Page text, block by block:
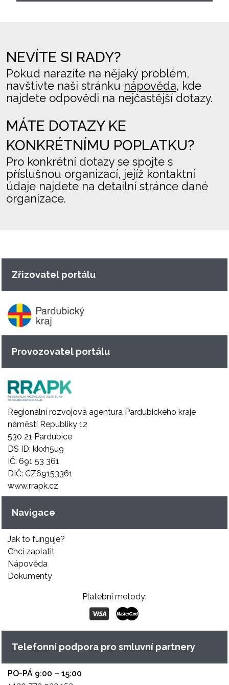
NEVÍTE SI RADY?
Pokud narazíte na nějaký problém,
navštivte naši stránku nápověda, kde
najdete odpovědi na nejčastější dotazy.
MÁTE DOTAZY KE
KONKRÉTNÍMU POPLATKU?
Pro konkrétní dotazy se spojte s
příslušnou organizací, jejíž kontaktní
údaje najdete na detailní stránce dané
organizace.
Zřizovatel portálu
Provozovatel portálu
Regionální rozvojová agentura Pardubického kraje
náměstí Republiky 12
530 21 Pardubice
DS ID: kkxh5u9
IČ: 691 53 361
DIČ: CZ69153361
www.rrapk.cz
Navigace
Jak to funguje?
Chci zaplatit
Nápověda
Dokumenty
Platební metody:
Telefonní podpora pro smluvní partnery
PO-PÁ 9:00 – 15:00